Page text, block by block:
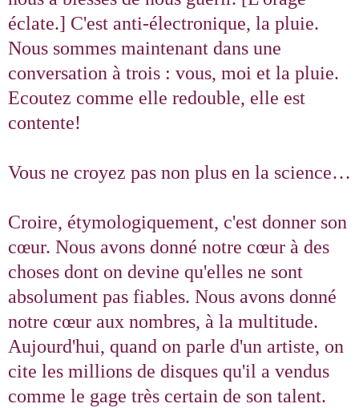
éclate.] C'est anti-électronique, la pluie.
Nous sommes maintenant dans une
conversation à trois : vous, moi et la pluie.
Ecoutez comme elle redouble, elle est
contente!
Vous ne croyez pas non plus en la science…
Croire, étymologiquement, c'est donner son
cœur. Nous avons donné notre cœur à des
choses dont on devine qu'elles ne sont
absolument pas fiables. Nous avons donné
notre cœur aux nombres, à la multitude.
Aujourd'hui, quand on parle d'un artiste, on
cite les millions de disques qu'il a vendus
comme le gage très certain de son talent.